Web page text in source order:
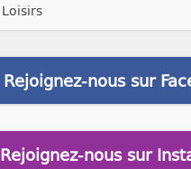
Loisirs
Rejoignez-nous sur
Rejoignez-nous sur